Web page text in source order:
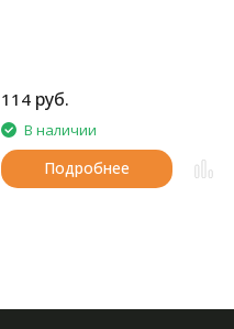
114 руб.
В наличии
Подробнее